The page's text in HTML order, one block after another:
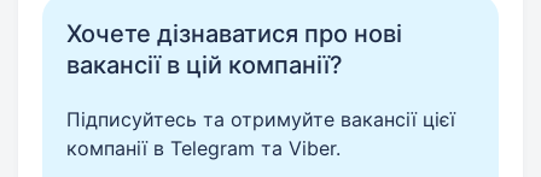
Хочете дізнаватися про нові
вакансії в цій компанії?
Підписуйтесь та отримуйте вакансії цієї
компанії в Telegram та Viber.